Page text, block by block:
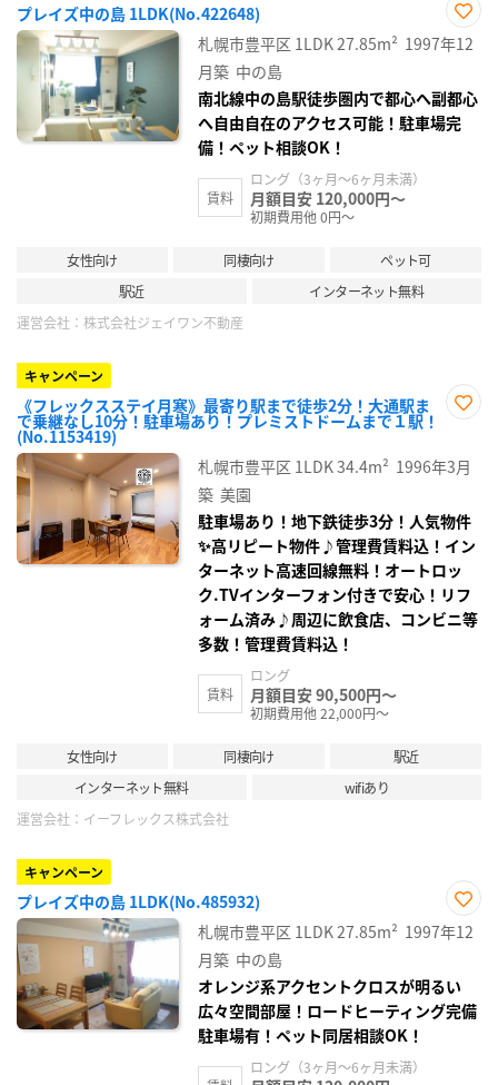
プレイズ中の島 1LDK(No.422648)
お気
に入
札幌市豊平区 1LDK27.85m² 1997年12
月築 中の島
南北線中の島駅徒歩圏内で都心へ副都心
へ自由自在のアクセス可能！駐車場完
備！ペット相談OK！
賃料
ロング（3ヶ月～6ヶ月未満）
月額目安 120,000円～
初期費用他 0円～
女性向け 同棲向け
ペット可
駅近
インターネット無料
運営会社： 株式会社ジェイワン不動産
キャンペーン
《フレックスステイ月寒》最寄り駅まで徒歩2分！大通駅ま
で乗継なし10分！駐車場あり！プレミストドームまで１駅！
(No.1153419)
り登
録
札幌市豊平区 1LDK34.4m² 1996年3月
築 美園
駐車場あり！地下鉄徒歩3分！人気物件
✨高リピート物件♪管理費賃料込！イン
ターネット高速回線無料！オートロッ
ク.TVインターフォン付きで安心！リフ
ォーム済み♪周辺に飲食店、コンビニ等
多数！管理費賃料込！
賃料
ロング
月額目安 90,500円～
初期費用他 22,000円～
女性向け 同棲向け
駅近
インターネット無料
wifiあり
運営会社： イーフレックス株式会社
キャンペーン
プレイズ中の島 1LDK(No.485932)
お気
に入
札幌市豊平区 1LDK27.85m² 1997年12
月築 中の島
オレンジ系アクセントクロスが明るい
広々空間部屋！ロードヒーティング完備
駐車場有！ペット同居相談OK！
ロング（3ヶ月～6ヶ月未満）